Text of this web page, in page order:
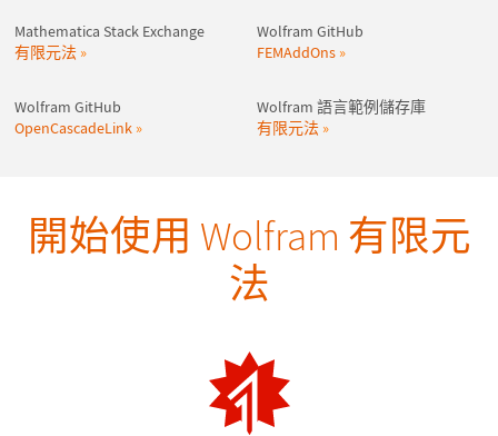
Mathematica Stack Exchange
有限元法
Wolfram GitHub
FEMAddOns
Wolfram GitHub
OpenCascadeLink
Wolfram 語言範例儲存庫
有限元法
開始使用 Wolfram 有限元
法